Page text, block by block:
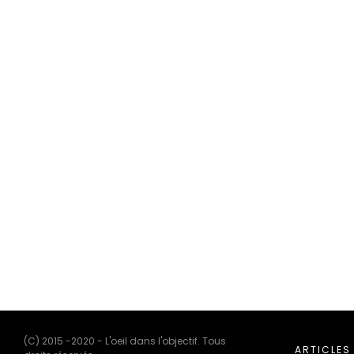
(C) 2015 -2020 - L'oeil dans l'objectif. Tous
ARTICLES